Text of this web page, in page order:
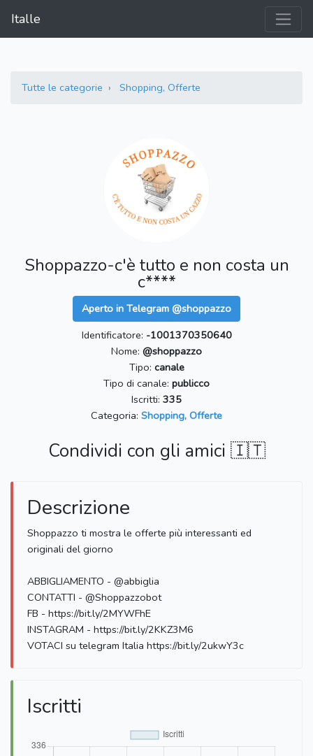
Italle
Tutte le categorie Shopping, Offerte
Shoppazzo-c'è tutto e non costa un
c****
Aperto in Telegram @shoppazzo
Identificatore: -1001370350640
Nome: @shoppazzo
Tipo: canale
Tipo di canale: publicco
Iscritti: 335
Categoria: Shopping, Offerte
Condividi con gli amici 🇮🇹
Descrizione
Shoppazzo ti mostra le offerte più interessanti ed
originali del giorno
ABBIGLIAMENTO - @abbiglia
CONTATTI - @Shoppazzobot
FB - https://bit.ly/2MYWFhE
INSTAGRAM - https://bit.ly/2KKZ3M6
VOTACI su telegram Italia https://bit.ly/2ukwY3c
Iscritti